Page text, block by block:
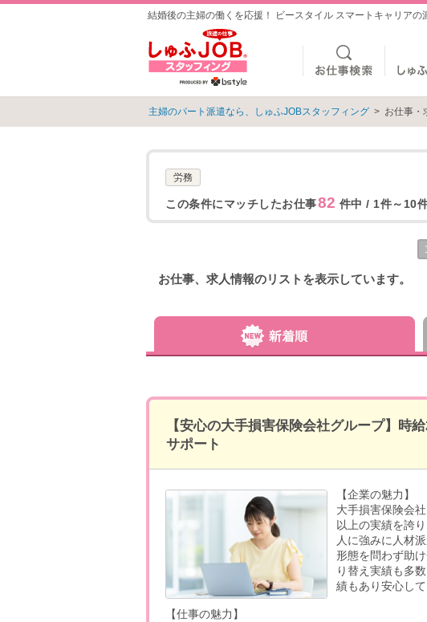
結婚後の主婦の働くを応援！ ビースタイル スマートキャリアの
主婦のパート派遣なら、しゅふJOBスタッフィング > お仕事・
労務
この条件にマッチしたお仕事82 件中 / 1件～10
お仕事、求人情報のリストを表示しています。
【安心の大手損害保険会社グループ】時
サポート
【企業の魅力】
大手損害保険会
以上の実績を誇
人に強みに人材
形態を問わず助
り替え実績も多
績もあり安心し
【仕事の魅力】